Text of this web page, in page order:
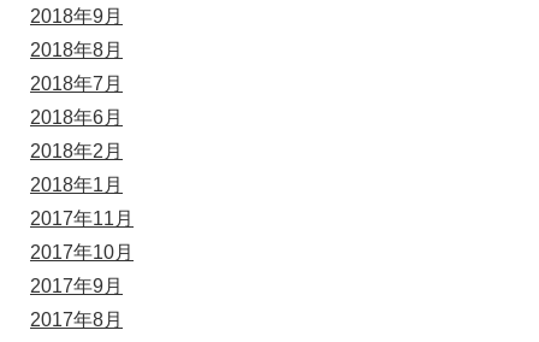
2018年9月
2018年8月
2018年7月
2018年6月
2018年2月
2018年1月
2017年11月
2017年10月
2017年9月
2017年8月